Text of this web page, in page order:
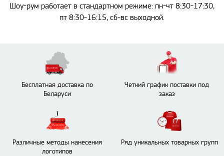
Шоу-рум работает в стандартном режиме: пн-чт 8:30-17:30,
пт 8:30-16:15, сб-вс выходной.
Бесплатная доставка по
Беларуси
Четкий график поставки под
заказ
Различные методы нанесения
логотипов
Ряд уникальных товарных групп